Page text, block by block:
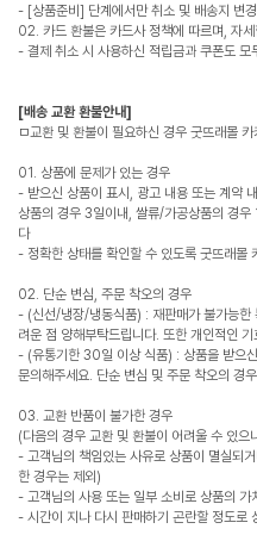
- [상품준비] 단계에서만 취소 및 배송지 변
02. 카드 환불은 카드사 정책에 따르며, 자
- 결제 취소 시 사용하신 적립금과 쿠폰도 모
[배송 교환 환불안내]
ㅁ교환 및 환불이 필요하신 경우 굿뜨래몰
01. 상품에 문제가 있는 경우
- 받으신 상품이 표시, 광고 내용 또는 계약
상품의 경우 3일이내, 쌀류/가공상품의 경
다
- 정확한 상태를 확인할 수 있도록 굿뜨래몰
02. 단순 변심, 주문 착오의 경우
- (신선/냉장/냉동식품) : 재판매가 불가능한
려운 점 양해부탁드립니다. 또한 개인적인
- (유통기한 30일 이상 식품) : 상품을 받으
문의해주세요. 단순 변심 및 주문 착오의 경
03. 교환 반품이 불가한 경우
(다음의 경우 교환 및 환불이 어려울 수 있으
- 고객님의 책임있는 사유로 상품이 멸실되
한 경우는 제외)
- 고객님의 사용 또는 일부 소비로 상품의 가
- 시간이 지나 다시 판매하기 곤란할 정도로